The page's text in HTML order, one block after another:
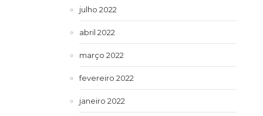
julho 2022
abril 2022
março 2022
fevereiro 2022
janeiro 2022